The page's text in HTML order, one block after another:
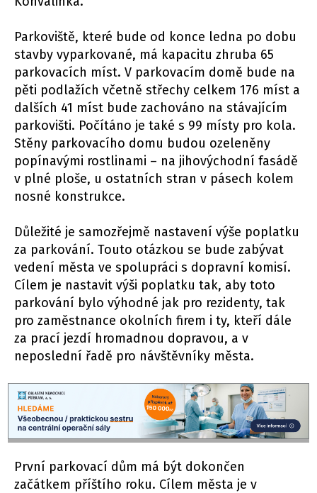
Parkoviště, které bude od konce ledna po dobu
stavby vyparkované, má kapacitu zhruba 65
parkovacích míst. V parkovacím domě bude na
pěti podlažích včetně střechy celkem 176 míst a
dalších 41 míst bude zachováno na stávajícím
parkovišti. Počítáno je také s 99 místy pro kola.
Stěny parkovacího domu budou ozeleněny
popínavými rostlinami – na jihovýchodní fasádě
v plné ploše, u ostatních stran v pásech kolem
nosné konstrukce.
Důležité je samozřejmě nastavení výše poplatku
za parkování. Touto otázkou se bude zabývat
vedení města ve spolupráci s dopravní komisí.
Cílem je nastavit výši poplatku tak, aby toto
parkování bylo výhodné jak pro rezidenty, tak
pro zaměstnance okolních firem i ty, kteří dále
za prací jezdí hromadnou dopravou, a v
neposlední řadě pro návštěvníky města.
První parkovací dům má být dokončen
začátkem příštího roku. Cílem města je v